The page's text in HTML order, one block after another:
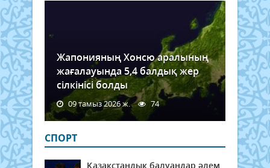
Жапонияның Хонсю аралының
жағалауында 5,4 балдық жер
сілкінісі болды
09 тамыз 2026 ж. 74
СПОРТ
Қазақстандық балуандар әлем